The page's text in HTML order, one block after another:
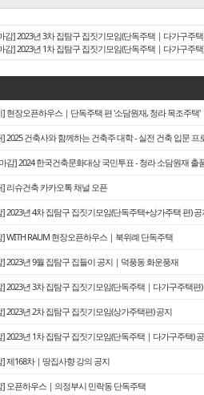
감] 2023년 3차 집탐구 집짓기모임(단독주택｜다가구주
감] 2023년 1차 집탐구 집짓기모임(단독주택｜다가구주
현장오픈하우스｜단독주택 편 '소담원재, 청라 목조주택'
2025 건축사와 함께하는 건축주 대학 - 실전 건축 입문 프
감] 2024 한국건축문화대상 국민투표 - 청라 소담원재 출
리슈건축 카카오톡 채널 오픈
2023년 4차 집탐구 집짓기모임(단독주택+상가주택 편) 공
WITH RAUM 현장오픈하우스｜북위례 단독주택
2023년 9월 집탐구 집들이 공지｜덕풍동 화운풍재
2023년 3차 집탐구 집짓기모임(단독주택｜다가구주택편
2023년 2차 집탐구 집짓기모임(상가주택편) 공지
2023년 1차 집탐구 집짓기모임(단독주택｜다가구주택)
] 제168차｜땅집사향 강의 공지
] 오픈하우스｜의정부시 민락동 단독주택